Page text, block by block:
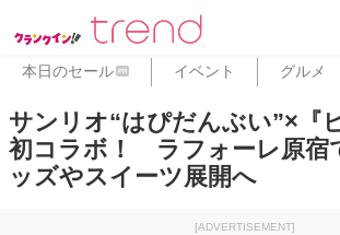
本日のセール PR イベント グルメ
サンリオ“はぴだんぶい”×『
初コラボ！ ラフォーレ原宿
ッズやスイーツ展開へ
[ADVERTISEMENT]